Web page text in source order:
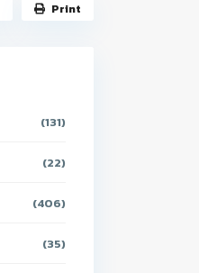
Print
(131)
(22)
(406)
(35)